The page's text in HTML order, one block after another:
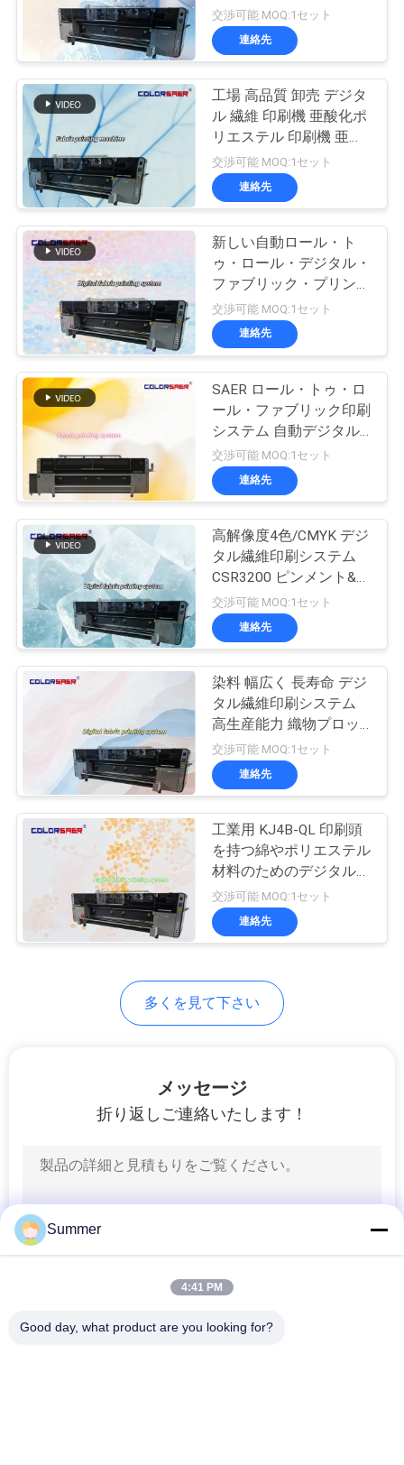
問
い
わ
せ
ニ
ュ
ー
ス
す
べ
て
場
合
COMPANY
図
イ
織物のカレンダー
機械
83
ecoの支払能力があ
るプリンター
旗の印字機
昇華印字機
177
生地の作図装置
191
Epson の頭部プリン
ター
昇華ヒーター
ター
交渉可能 MOQ:1セット
連絡先
工場 高品質 卸売 デジタ
ル 繊維 印刷機 亜酸化ポ
リエステル 印刷機 亜酸
化インク
交渉可能 MOQ:1セット
連絡先
新しい自動ロール・ト
ゥ・ロール・デジタル・
ファブリック・プリンテ
ィング・システム ポリ
エステル&コットン・テ
キスタイル・プロッター
交渉可能 MOQ:1セット
連絡先
SAER ロール・トゥ・ロ
ール・ファブリック印刷
システム 自動デジタル
インクジェット繊維プリ
ンター 水性インク
交渉可能 MOQ:1セット
連絡先
高解像度4色/CMYK デジ
タル繊維印刷システム
CSR3200 ピンメント&サ
ブライメーションインク
を持つ布プロッター
交渉可能 MOQ:1セット
連絡先
染料 幅広く 長寿命 デジ
タル繊維印刷システム
高生産能力 織物プロッ
ト
交渉可能 MOQ:1セット
連絡先
工業用 KJ4B-QL 印刷頭
を持つ綿やポリエステル
材料のためのデジタルフ
ァブリック/テキスタイ
ルサブライメーションバ
ナープリンター
交渉可能 MOQ:1セット
連絡先
多くを見て下さい
メッセージ
折り返しご連絡いたします！
Summer
4:41 PM
Good day, what product are you looking for?